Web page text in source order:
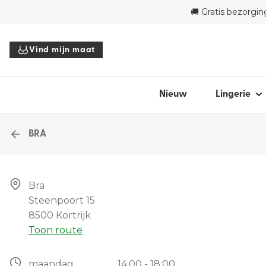
🚚 Gratis
Vind mijn maat
Nieuw Lingerie
Body's
BRA
Bra
Steenpoort 15
8500 Kortrijk
Toon route